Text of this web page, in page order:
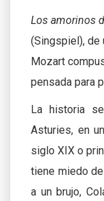
Los amorinos
(Singspiel), de
Mozart
pensada para
La historia
Asturies, en
siglo XIX o
tiene miedo
a un brujo,